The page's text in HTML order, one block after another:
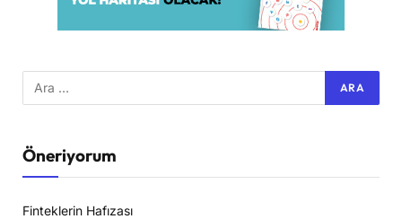
Öneriyorum
Finteklerin Hafızası